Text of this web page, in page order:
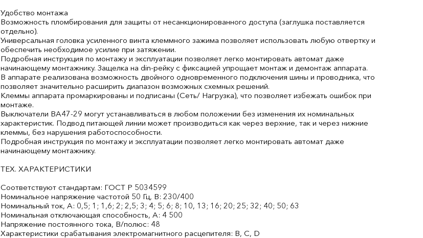
Удобство монтажа
Возможность пломбирования для защиты от несанкционированного доступа (заглушка поставляется
отдельно).
Универсальная головка усиленного винта клеммного зажима позволяет использовать любую отвертку и
обеспечить необходимое усилие при затяжении.
Подробная инструкция по монтажу и эксплуатации позволяет легко монтировать автомат даже
начинающему монтажнику. Защелка на din-рейку с фиксацией упрощает монтаж и демонтаж аппарата.
В аппарате реализована возможность двойного одновременного подключения шины и проводника, что
позволяет значительно расширить диапазон возможных схемных решений.
Клеммы аппарата промаркированы и подписаны (Сеть/ Нагрузка), что позволяет избежать ошибок при
монтаже.
Выключатели ВА47-29 могут устанавливаться в любом положении без изменения их номинальных
характеристик. Подвод питающей линии может производиться как через верхние, так и через нижние
клеммы, без нарушения работоспособности.
Подробная инструкция по монтажу и эксплуатации позволяет легко монтировать автомат даже
начинающему монтажнику.
ТЕХ. ХАРАКТЕРИСТИКИ
Соответствуют стандартам: ГОСТ Р 50345­99
Номинальное напряжение частотой 50 Гц, В: 230/400
Номинальный ток, А: 0,5; 1; 1,6; 2; 2,5; 3; 4; 5; 6; 8; 10, 13; 16; 20; 25; 32; 40; 50; 63
Номинальная отключающая способность, А: 4 500
Напряжение постоянного тока, В/полюс: 48
Характеристики срабатывания электромагнитного расцепителя: В, С, D